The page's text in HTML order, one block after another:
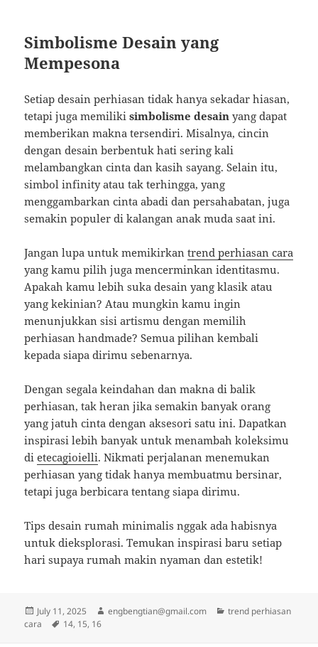
Simbolisme Desain yang
Mempesona
Setiap desain perhiasan tidak hanya sekadar hiasan,
tetapi juga memilikisimbolisme desain yang dapat
memberikan makna tersendiri. Misalnya, cincin
dengan desain berbentuk hati sering kali
melambangkan cinta dan kasih sayang. Selain itu,
simbol infinity atau tak terhingga, yang
menggambarkan cinta abadi dan persahabatan, juga
semakin populer di kalangan anak muda saat ini.
Jangan lupa untuk memikirkantrend perhiasan cara
yang kamu pilih juga mencerminkan identitasmu.
Apakah kamu lebih suka desain yang klasik atau
yang kekinian? Atau mungkin kamu ingin
menunjukkan sisi artismu dengan memilih
perhiasan handmade? Semua pilihan kembali
kepada siapa dirimu sebenarnya.
Dengan segala keindahan dan makna di balik
perhiasan, tak heran jika semakin banyak orang
yang jatuh cinta dengan aksesori satu ini. Dapatkan
inspirasi lebih banyak untuk menambah koleksimu
dietecagioielli. Nikmati perjalanan menemukan
perhiasan yang tidak hanya membuatmu bersinar,
tetapi juga berbicara tentang siapa dirimu.
Tips desain rumah minimalis nggak ada habisnya
untuk dieksplorasi. Temukan inspirasi baru setiap
hari supaya rumah makin nyaman dan estetik!
Posted
on
July 11, 2025 Author
engbengtian@gmail.com Categories
trend perhiasan
cara
Tags
14, 15, 16